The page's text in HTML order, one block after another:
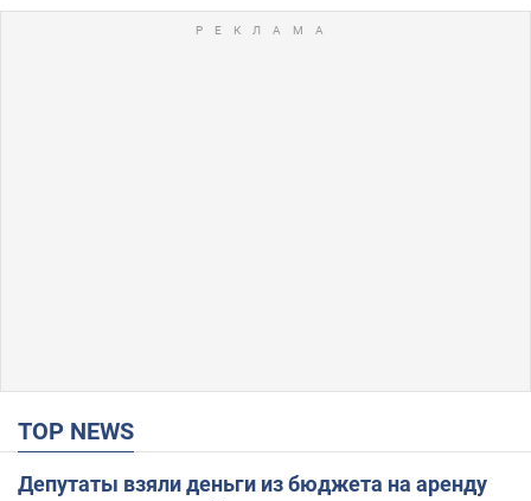
TOP NEWS
Депутаты взяли деньги из бюджета на аренду